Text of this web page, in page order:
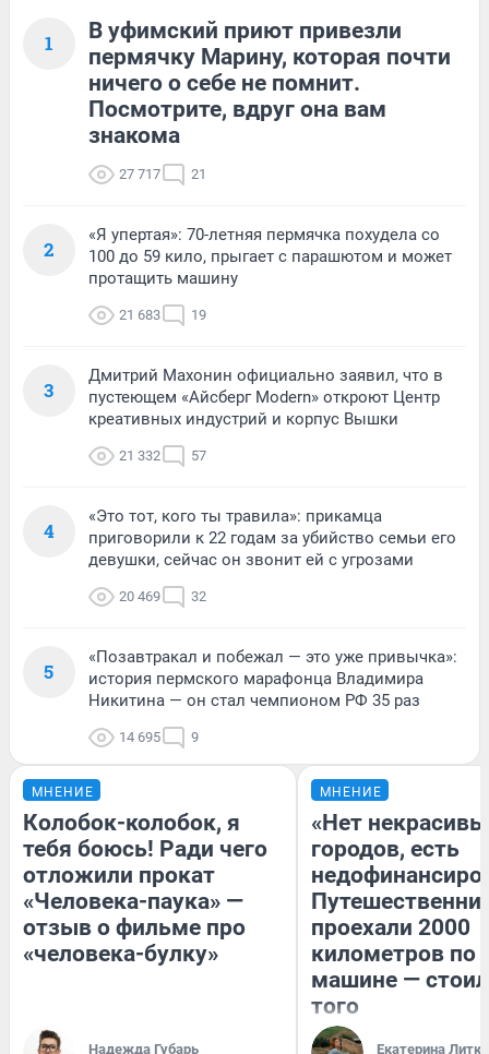
1
В уфимский приют привезли
пермячку Марину, которая почти
ничего о себе не помнит.
Посмотрите, вдруг она вам
знакома
27 717 21
2
«Я упертая»: 70-летняя пермячка похудела со
100 до 59 кило, прыгает с парашютом и может
протащить машину
21 683 19
3
Дмитрий Махонин официально заявил, что в
пустеющем «Айсберг Modern» откроют Центр
креативных индустрий и корпус Вышки
21 332 57
4
«Это тот, кого ты травила»: прикамца
приговорили к 22 годам за убийство семьи его
девушки, сейчас он звонит ей с угрозами
20 469 32
5
«Позавтракал и побежал — это уже привычка»:
история пермского марафонца Владимира
Никитина — он стал чемпионом РФ 35 раз
14 695 9
МНЕНИЕ
Колобок-колобок, я
тебя боюсь! Ради чего
отложили прокат
«Человека-паука» —
отзыв о фильме про
«человека-булку»
Надежда Губарь
МНЕНИЕ
«Нет
городов, есть
проехали 2000
километров по
машине —
того
Екатерина